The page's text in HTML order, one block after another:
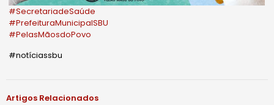
#SecretariadeSaúde
#PrefeituraMunicipalSBU
#PelasMãosdoPovo
#notíciassbu
Artigos Relacionados